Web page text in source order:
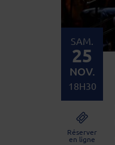
SAM.
25
NOV.
18H30
Réserver
en ligne